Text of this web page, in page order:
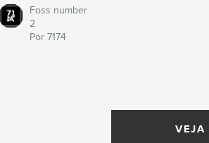
Foss number
2
Por 7174
VEJA